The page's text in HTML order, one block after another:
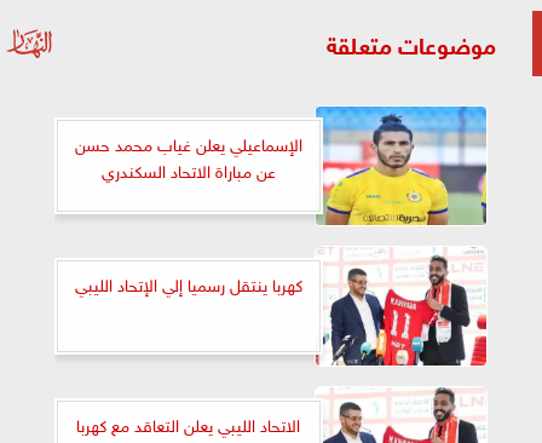
موضوعات متعلقة
الإسماعيلي يعلن غياب محمد حسن
عن مباراة الاتحاد السكندري
كهربا ينتقل رسميا إلي الإتحاد الليبي
الاتحاد الليبي يعلن التعاقد مع كهربا